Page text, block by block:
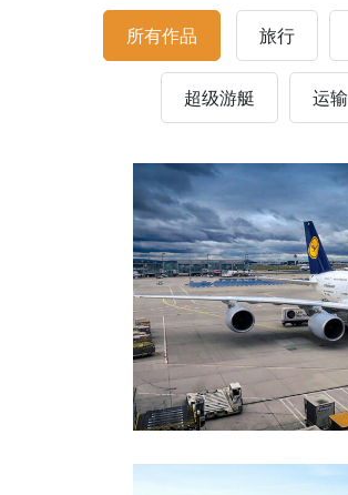
所有作品 旅行
超级游艇 运输
途经韦斯特波特
目的地
计划变更意味着
旅行 超级游艇